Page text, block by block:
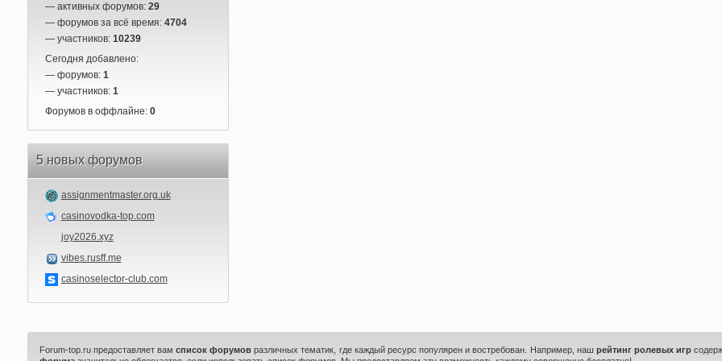
— активных форумов: 29
— форумов за всё время: 4704
— участников: 10239
Сегодня добавлено:
— форумов: 1
— участников: 1
Форумов в оффлайне: 0
5 новых форумов
assignmentmaster.org.uk
casinovodka-top.com
joy2026.xyz
vibes.rusff.me
casinoselector-club.com
Forum-top.ru предоставляет вамсписок форумов различных тематик, где каждый ресурс популярен и востребован. Например, наш рейтинг ролевых игр